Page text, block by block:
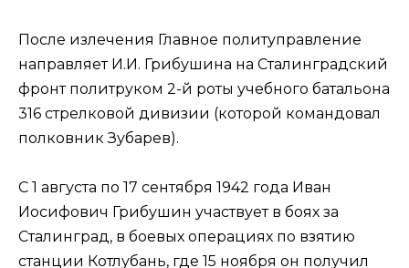
После излечения Главное политуправление
направляет И.И. Грибушина на Сталинградский
фронт политруком 2-й роты учебного батальона
316 стрелковой дивизии (которой командовал
полковник Зубарев).
С 1 августа по 17 сентября 1942 года Иван
Иосифович Грибушин участвует в боях за
Сталинград, в боевых операциях по взятию
станции Котлубань, где 15 ноября он получил